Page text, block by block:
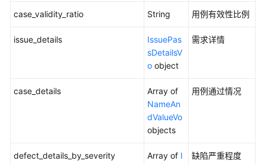
改
规
UpdateViolationCase
case_validity_ratio String 用例有效性比例
issue_details
IssuePas
sDetailsV
o object
需求详情
case_details
Array of
NameAn
dValueVo
objects
用例通过情况
defect_details_by_severity Array of I
缺陷严重程度